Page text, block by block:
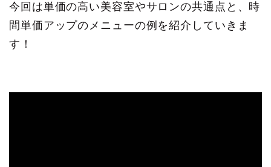
今回は単価の高い美容室やサロンの共通点と、時
間単価アップのメニューの例を紹介していきま
す！